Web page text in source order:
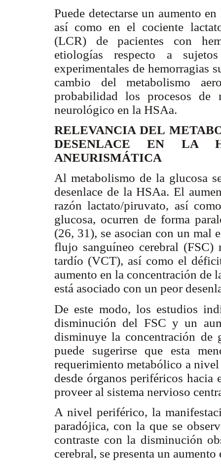
Puede detectarse un aumento
así como en el cociente
(LCR) de pacientes con
etiologías respecto a
experimentales de hemorragias
cambio del metabolismo
probabilidad los procesos de
neurológico en la HSAa.
RELEVANCIA DEL
DESENLACE EN LA
ANEURISMÁTICA
Al metabolismo de la glucosa
desenlace de la HSAa. El
razón lactato/piruvato, así
glucosa, ocurren de forma
(26, 31), se asocian con un mal
flujo sanguíneo cerebral (FSC)
tardío (VCT), así como el
aumento en la concentración
está asociado con un peor
De este modo, los estudios
disminución del FSC y un
disminuye la concentración de
puede sugerirse que esta
requerimiento metabólico a
desde órganos periféricos hacia
proveer al sistema nervioso
A nivel periférico, la
paradójica, con la que se
contraste con la disminución
cerebral, se presenta un